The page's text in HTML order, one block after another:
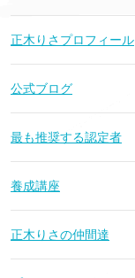
正木りさプロフィール
公式ブログ
最も推奨する認定者
養成講座
正木りさの仲間達